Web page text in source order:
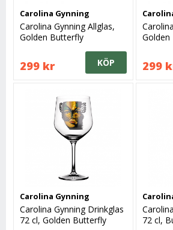
Carolina Gynning
Carolina Gynning Allglas,
Golden Butterfly
299 kr KÖP 299
Carolina Gynning
Carolina Gynning Drinkglas
72 cl, Golden Butterfly
72 cl,